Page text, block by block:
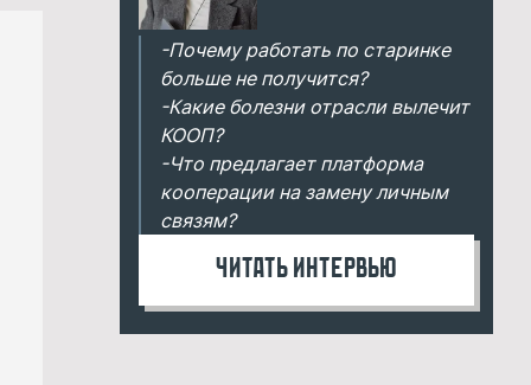
-Почему работать по старинке
больше не получится?
-Какие болезни отрасли вылечит
КООП?
-Что предлагает платформа
кооперации на замену личным
связям?
Читать интервью